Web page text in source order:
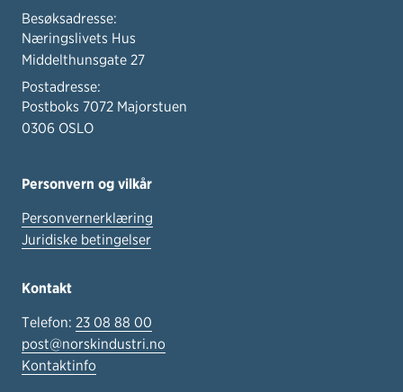
Besøksadresse:
Næringslivets Hus
Middelthunsgate 27
Postadresse:
Postboks 7072 Majorstuen
0306 OSLO
Personvern og vilkår
Personvernerklæring
Juridiske betingelser
Kontakt
Telefon: 23 08 88 00
post@norskindustri.no
Kontaktinfo